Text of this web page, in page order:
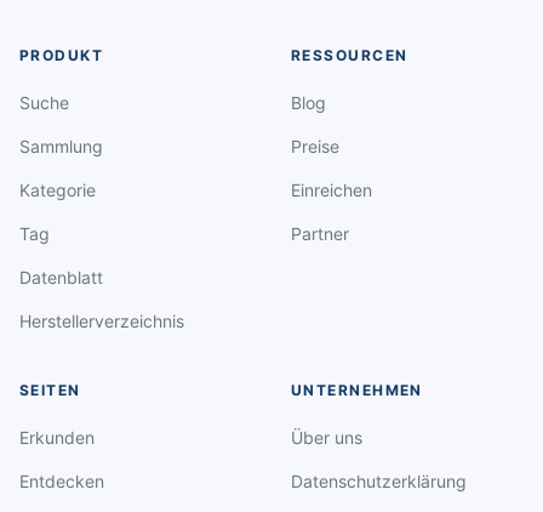
PRODUKT
Suche
Sammlung
Kategorie
Tag
Datenblatt
Herstellerverzeichnis
RESSOURCEN
Blog
Preise
Einreichen
Partner
SEITEN
Erkunden
Entdecken
UNTERNEHMEN
Über uns
Datenschutzerklärung